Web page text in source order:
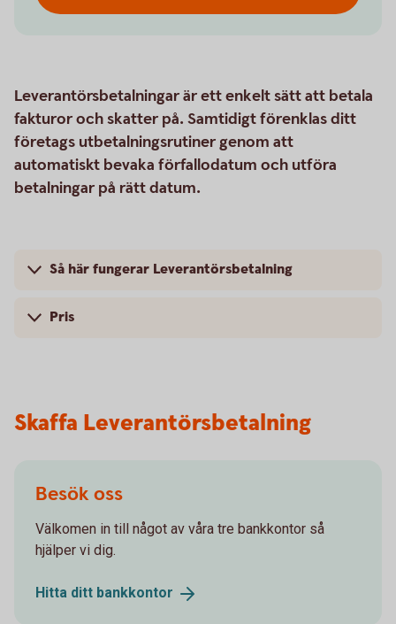
Leverantörsbetalningar är ett enkelt sätt att betala
fakturor och skatter på. Samtidigt förenklas ditt
företags utbetalningsrutiner genom att
automatiskt bevaka förfallodatum och utföra
betalningar på rätt datum.
Så här fungerar Leverantörsbetalning
Pris
Skaffa Leverantörsbetalning
Besök oss
Välkomen in till något av våra tre bankkontor så
hjälper vi dig.
Hitta ditt bankkontor